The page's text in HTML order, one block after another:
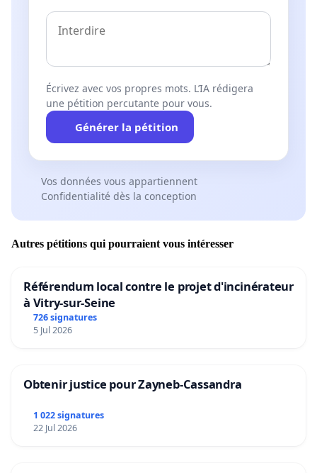
Écrivez avec vos propres mots. L’IA rédigera
une pétition percutante pour vous.
Générer la pétition
Vos données vous appartiennent
Confidentialité dès la conception
Autres pétitions qui pourraient vous intéresser
Référendum local contre le projet d'incinérateur
à Vitry-sur-Seine
726 signatures
5 Jul 2026
Obtenir justice pour Zayneb-Cassandra
1 022 signatures
22 Jul 2026